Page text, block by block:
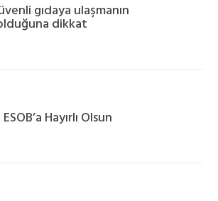
gıdaya ulaşmanın
dikkat
Hayırlı Olsun